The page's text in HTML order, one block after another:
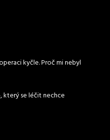
kyčle. Proč mi nebyl
který se léčit nechce